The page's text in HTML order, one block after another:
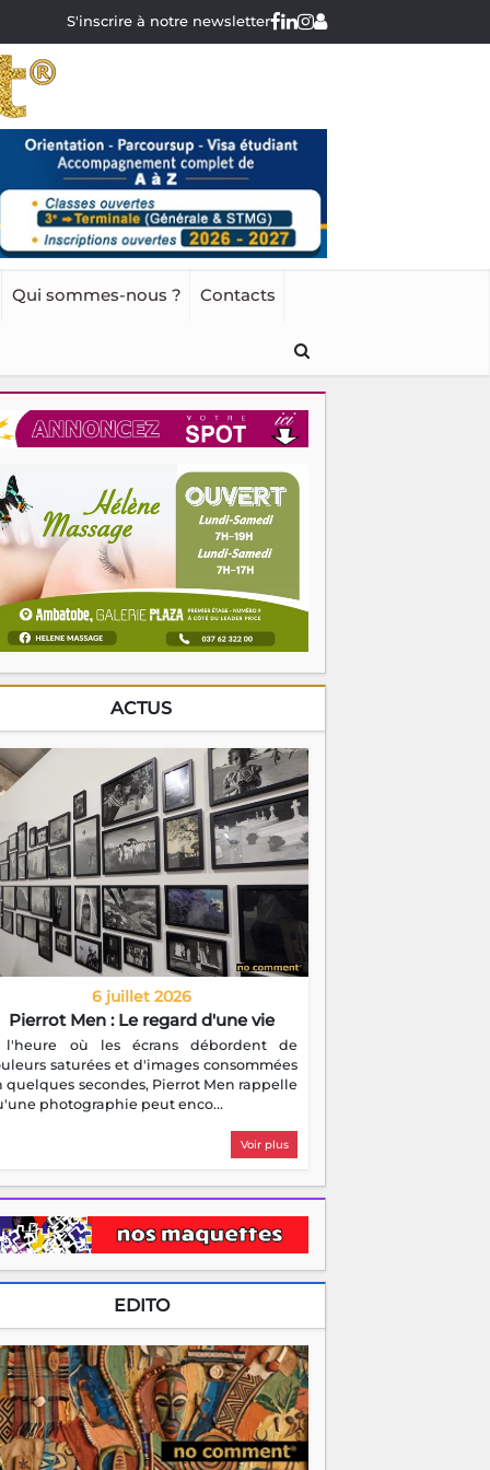
S'inscrire à notre newsletter
Qui sommes-nous ? Contacts
ACTUS
6 juillet 2026
Pierrot Men : Le regard d'une vie
l'heure où les écrans débordent de
saturées et d'images consommées
quelques secondes, Pierrot Men rappelle
photographie peut enco...
Voir plus
EDITO